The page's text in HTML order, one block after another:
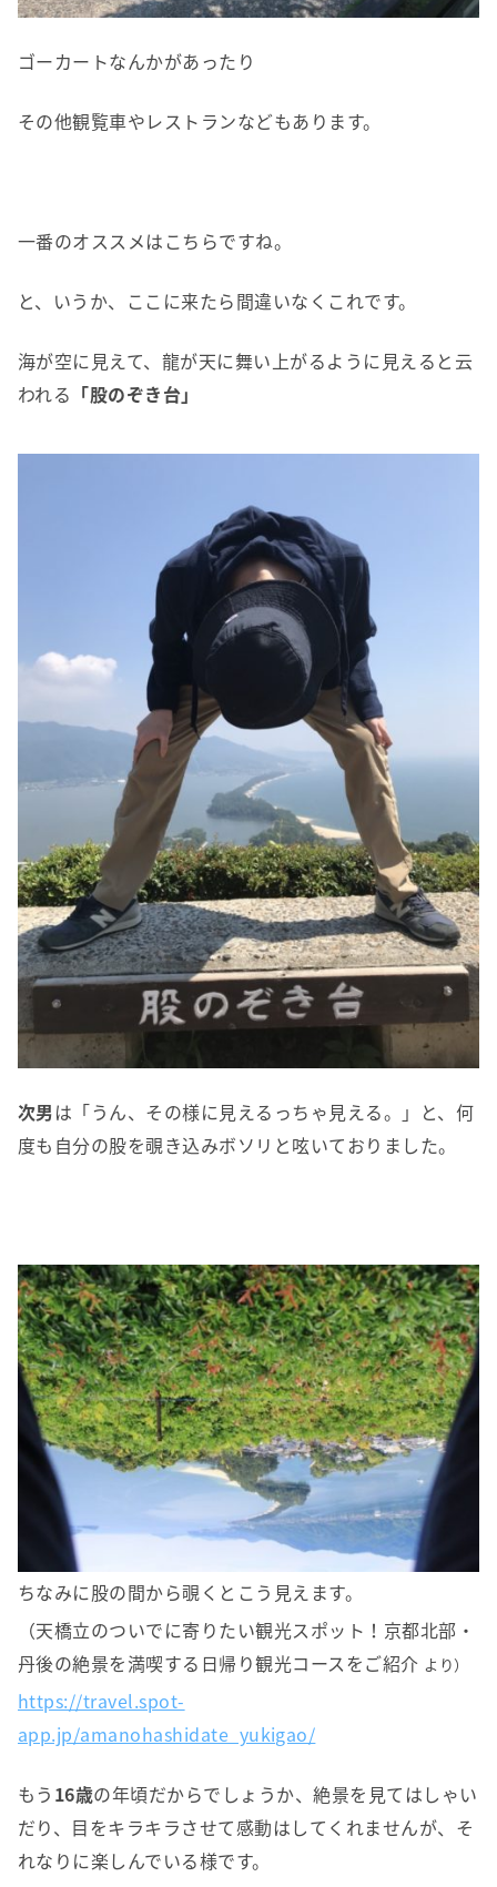
ゴーカートなんかがあったり
その他観覧車やレストランなどもあります。
一番のオススメはこちらですね。
と、いうか、ここに来たら間違いなくこれです。
海が空に見えて、龍が天に舞い上がるように見えると云
われる 「股のぞき台」
次男は「うん、その様に見えるっちゃ見える。」と、何
度も自分の股を覗き込みボソリと呟いておりました。
ちなみに股の間から覗くとこう見えます。
（天橋立のついでに寄りたい観光スポット！京都北部・
丹後の絶景を満喫する日帰り観光コースをご紹介 より）
https://travel.spot-
app.jp/amanohashidate_yukigao/
もう 16歳の年頃だからでしょうか、絶景を見てはしゃい
だり、目をキラキラさせて感動はしてくれませんが、そ
れなりに楽しんでいる様です。